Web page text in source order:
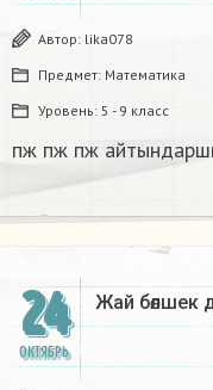
Автор: lika078
Предмет: Математика
Уровень: 5 - 9 класс
пж пж пж
24
ОКТЯБРЬ
Жай бөлшек